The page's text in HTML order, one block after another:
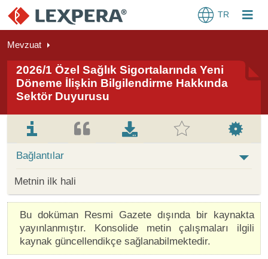
TR
Mevzuat
2026/1 Özel Sağlık Sigortalarında Yeni
Döneme İlişkin Bilgilendirme Hakkında
Sektör Duyurusu
Bağlantılar
Metnin ilk hali
Bu doküman Resmi Gazete dışında bir kaynakta
yayınlanmıştır. Konsolide metin çalışmaları ilgili
kaynak güncellendikçe sağlanabilmektedir.